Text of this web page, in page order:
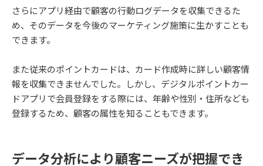
さらにアプリ経由で顧客の行動ログデータを収集できるた
め、そのデータを今後のマーケティング施策に生かすことも
できます。
また従来のポイントカードは、カード作成時に詳しい顧客情
報を収集できませんでした。しかし、デジタルポイントカー
ドアプリで会員登録をする際には、年齢や性別・住所なども
登録するため、顧客の属性を知ることもできます。
データ分析により顧客ニーズが把握でき